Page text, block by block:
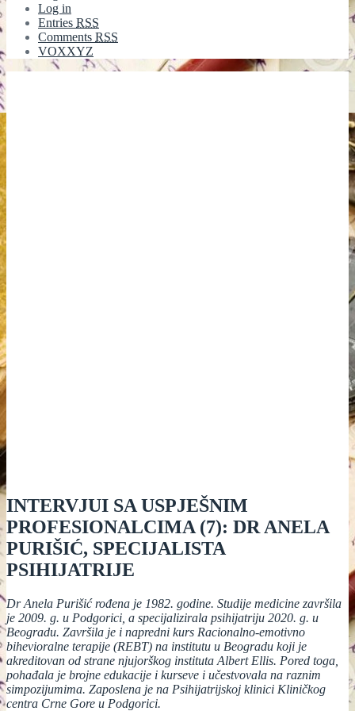
Log in
Entries RSS
Comments RSS
VOXXYZ
INTERVJUI SA USPJEŠNIM
PROFESIONALCIMA (7): DR ANELA
PURIŠIĆ, SPECIJALISTA
PSIHIJATRIJE
Dr Anela Purišić rođena je 1982. godine. Studije medicine završila
je 2009. g. u Podgorici, a specijalizirala psihijatriju 2020. g. u
Beogradu. Završila je i napredni kurs Racionalno-emotivno
bihevioralne terapije (REBT) na institutu u Beogradu koji je
akreditovan od strane njujorškog instituta Albert Ellis. Pored toga,
pohađala je brojne edukacije i kurseve i učestvovala na raznim
simpozijumima. Zaposlena je na Psihijatrijskoj klinici Kliničkog
centra Crne Gore u Podgorici.